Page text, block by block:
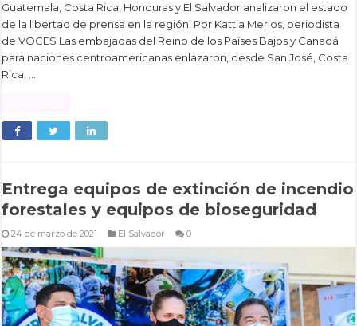
Guatemala, Costa Rica, Honduras y El Salvador analizaron el estado
de la libertad de prensa en la región. Por Kattia Merlos, periodista
de VOCES Las embajadas del Reino de los Países Bajos y Canadá
para naciones centroamericanas enlazaron, desde San José, Costa
Rica, …
Entrega equipos de extinción de incendio
forestales y equipos de bioseguridad
24 de marzo de 2021 El Salvador 0